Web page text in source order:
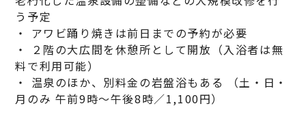
う予定
・ アワビ踊り焼きは前日までの予約が必要
・ ２階の大広間を休憩所として開放（入浴者は無
料で利用可能）
・ 温泉のほか、別料金の岩盤浴もある （土・日・
月のみ 午前9時〜午後8時／1,100円）